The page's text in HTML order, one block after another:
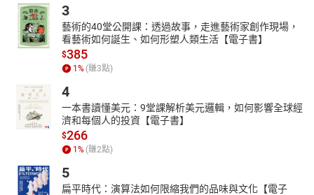
3
藝術的40堂公開課：透過故事，走進藝術家創作現場，
看藝術如何誕生、如何形塑人類生活【電子書】
$385
1 % (賺3點)
4
一本書讀懂美元：9堂課解析美元邏輯，如何影響全球經
濟和每個人的投資【電子書】
$266
1 % (賺2點)
5
扁平時代：演算法如何限縮我們的品味與文化【電子